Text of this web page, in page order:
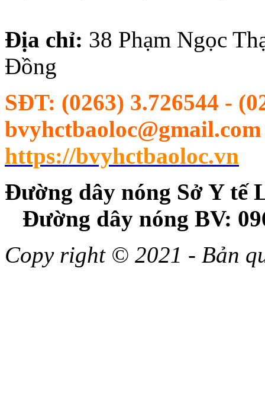
Địa chỉ: 38 Phạm Ngọc
Đồng
SĐT: (0263) 3.726544 -
https://bvyhctbaoloc.vn
Đường dây nóng Sở
Đường dây nóng BV:
Copy right © 2021 - Bản